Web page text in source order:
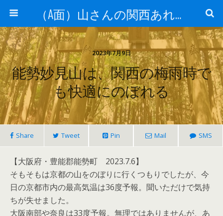
（A面）山さんの関西あれこれ見て歩き （B面）山さんの戦国あれこれ読み歩き
2023年7月9日
能勢妙見山は、関西の梅雨時で
も快適にのぼれる
Share Tweet Pin Mail SMS
【大阪府・豊能郡能勢町 2023.7.6】
そもそもは京都の山をのぼりに行くつもりでしたが、今
日の京都市内の最高気温は36度予報。聞いただけで気持
ちが失せました。
大阪南部や奈良は33度予報。無理ではありませんが、あ